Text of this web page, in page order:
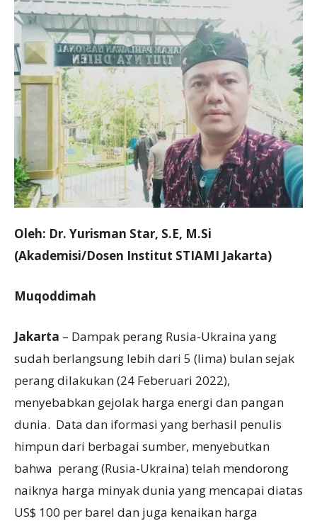
Oleh: Dr. Yurisman Star, S.E, M.Si
(Akademisi/Dosen Institut STIAMI Jakarta)
Muqoddimah
Jakarta – Dampak perang Rusia-Ukraina yang
sudah berlangsung lebih dari 5 (lima) bulan sejak
perang dilakukan (24 Feberuari 2022),
menyebabkan gejolak harga energi dan pangan
dunia. Data dan iformasi yang berhasil penulis
himpun dari berbagai sumber, menyebutkan
bahwa perang (Rusia-Ukraina) telah mendorong
naiknya harga minyak dunia yang mencapai diatas
US$ 100 per barel dan juga kenaikan harga